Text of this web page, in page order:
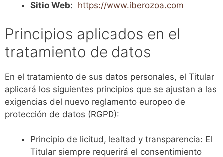
Sitio Web: https://www.iberozoa.com
Principios aplicados en el
tratamiento de datos
En el tratamiento de sus datos personales, el Titular
aplicará los siguientes principios que se ajustan a las
exigencias del nuevo reglamento europeo de
protección de datos (RGPD):
Principio de licitud, lealtad y transparencia: El
Titular siempre requerirá el consentimiento